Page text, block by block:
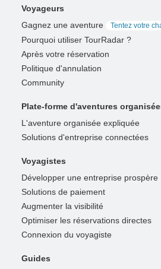
Voyageurs
Gagnez une aventure
Tentez votre
Pourquoi utiliser TourRadar ?
Après votre réservation
Politique d'annulation
Community
Plate-forme d'aventures
L'aventure organisée expliquée
Solutions d'entreprise connectées
Voyagistes
Développer une entreprise prospère
Solutions de paiement
Augmenter la visibilité
Optimiser les réservations directes
Connexion du voyagiste
Guides